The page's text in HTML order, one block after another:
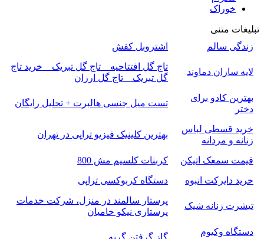
خوراک
تبلیغات متنی
زندگی سالم
اشتروبل کفش
لایه سازان دماوند
تاج گل افتتاحیه _ تاج گل تبریک _ خرید تاج
گل تبریک _ تاج گل ارزان
بهترین کادو برای
دختر
تست میل جنسی هالبرت + تحلیل رایگان
خرید قسطی لباس
زنانه و مردانه
بهترین کلینیک فیزیو تراپی در تهران
قیمت سمعک اتیکن
کربنات کلسیم مش 800
خرید دایرکت انبوه
دستگاه کربوکسی تراپی
تیشرت زنانه شیک
پرستار سالمند در منزل، شرکت خدمات
پرستاری نیکو حامیان
دستگاه وکیوم